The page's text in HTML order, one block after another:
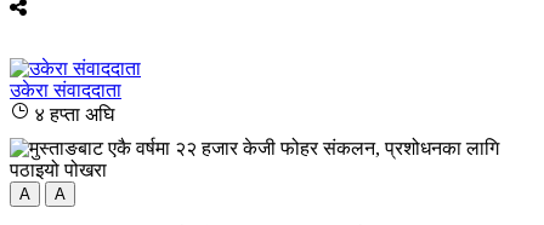
उकेरा संवाददाता
४ हप्ता अघि
A A